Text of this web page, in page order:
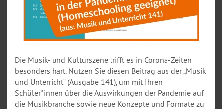
Die Musik- und Kulturszene trifft es in Corona-Zeiten
besonders hart. Nutzen Sie diesen Beitrag aus der „Musik
und Unterricht“ (Ausgabe 141), um mit Ihren
Schüler*innen über die Auswirkungen der Pandemie auf
die Musikbranche sowie neue Konzepte und Formate zu